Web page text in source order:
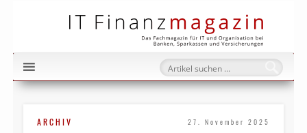
ARCHIV 27. November 2025